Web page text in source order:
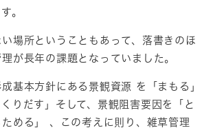
。
場所ということもあって、落書きのほ
が長年の課題となっていました。
基本方針にある景観資源 を「まもる」
くりだす」そして、景観阻害要因を「と
める」 、この考えに則り、雑草管理